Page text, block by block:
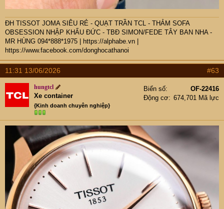
ĐH TISSOT JOMA SIÊU RẺ - QUẠT TRẦN TCL - THẢM SOFA
OBSESSION NHẬP KHẨU ĐỨC - TBĐ SIMON/FEDE TÂY BAN NHA -
MR HÙNG 094*888*1975
https://alphabe.vn
https://www.facebook.com/donghocathanoi
11:31 13/06/2026 #63
hungtcl
Xe container
{Kinh doanh chuyên nghiệp}
Biển số
OF-22416
Động cơ
674,701 Mã lực